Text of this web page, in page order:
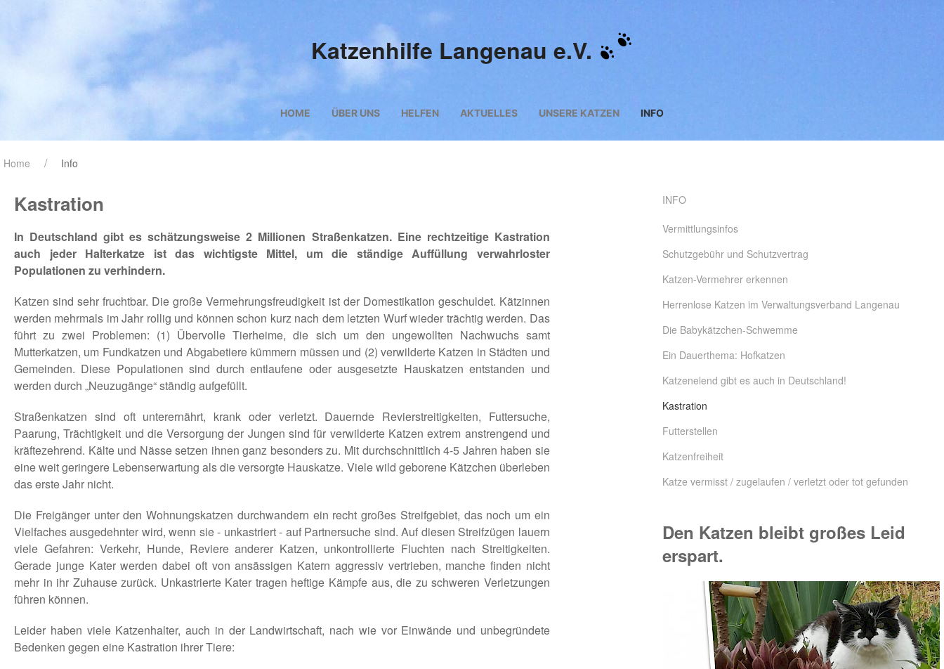
Katzenhilfe Langenau e.V.
HOME ÜBER UNS HELFEN AKTUELLES UNSERE KATZEN INFO
Home Info
Kastration
In Deutschland gibt es schätzungsweise 2 Millionen Straßenkatzen. Eine rechtzeitige Kastration
auch jeder Halterkatze ist das wichtigste Mittel, um die ständige Auffüllung verwahrloster
Populationen zu verhindern.
Katzen sind sehr fruchtbar. Die große Vermehrungsfreudigkeit ist der Domestikation geschuldet. Kätzinnen
werden mehrmals im Jahr rollig und können schon kurz nach dem letzten Wurf wieder trächtig werden. Das
führt zu zwei Problemen: (1) Übervolle Tierheime, die sich um den ungewollten Nachwuchs samt
Mutterkatzen, um Fundkatzen und Abgabetiere kümmern müssen und (2) verwilderte Katzen in Städten und
Gemeinden. Diese Populationen sind durch entlaufene oder ausgesetzte Hauskatzen entstanden und
werden durch „Neuzugänge“ ständig aufgefüllt.
Straßenkatzen sind oft unterernährt, krank oder verletzt. Dauernde Revierstreitigkeiten, Futtersuche,
Paarung, Trächtigkeit und die Versorgung der Jungen sind für verwilderte Katzen extrem anstrengend und
kräftezehrend. Kälte und Nässe setzen ihnen ganz besonders zu. Mit durchschnittlich 4-5 Jahren haben sie
eine weit geringere Lebenserwartung als die versorgte Hauskatze. Viele wild geborene Kätzchen überleben
das erste Jahr nicht.
Die Freigänger unter den Wohnungskatzen durchwandern ein recht großes Streifgebiet, das noch um ein
Vielfaches ausgedehnter wird, wenn sie - unkastriert - auf Partnersuche sind. Auf diesen Streifzügen lauern
viele Gefahren: Verkehr, Hunde, Reviere anderer Katzen, unkontrollierte Fluchten nach Streitigkeiten.
Gerade junge Kater werden dabei oft von ansässigen Katern aggressiv vertrieben, manche finden nicht
mehr in ihr Zuhause zurück. Unkastrierte Kater tragen heftige Kämpfe aus, die zu schweren Verletzungen
führen können.
Leider haben viele Katzenhalter, auch in der Landwirtschaft, nach wie vor Einwände und unbegründete
Bedenken gegen eine Kastration ihrer Tiere:
INFO
Vermittlungsinfos
Schutzgebühr und Schutzvertrag
Katzen-Vermehrer erkennen
Herrenlose Katzen im Verwaltungsverband Langenau
Die Babykätzchen-Schwemme
Ein Dauerthema: Hofkatzen
Katzenelend gibt es auch in Deutschland!
Kastration
Futterstellen
Katzenfreiheit
Katze vermisst / zugelaufen / verletzt oder tot gefunden
Den Katzen bleibt großes Leid
erspart.